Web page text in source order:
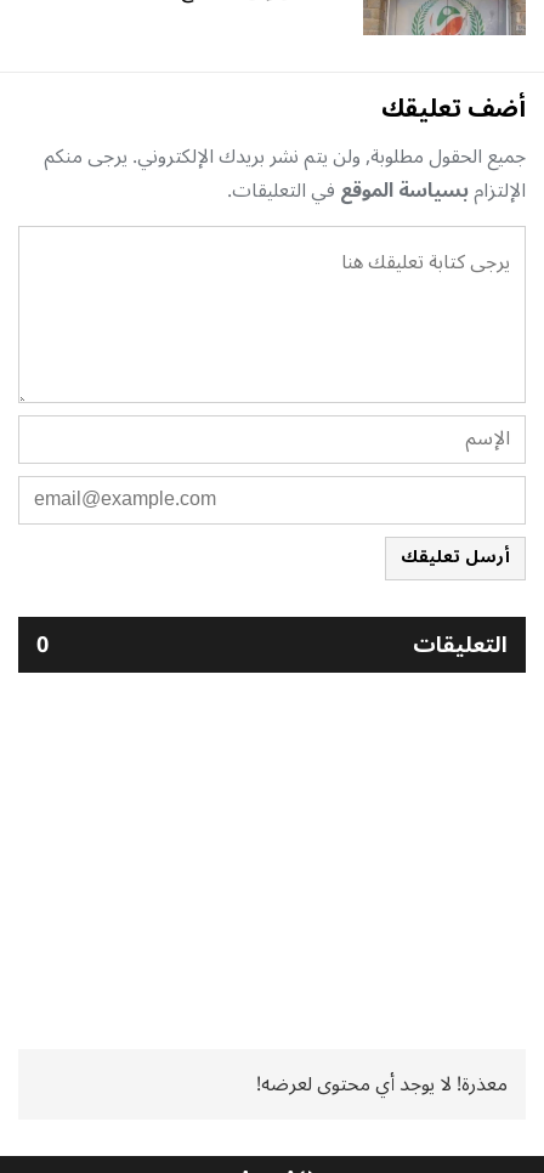
أضف تعليقك
جميع الحقول مطلوبة, ولن يتم نشر بريدك الإلكتروني. يرجى منكم
الإلتزامبسياسة الموقعفي التعليقات.
أرسل تعليقك
التعليقات 0
معذرة! لا يوجد أي محتوى لعرضه!